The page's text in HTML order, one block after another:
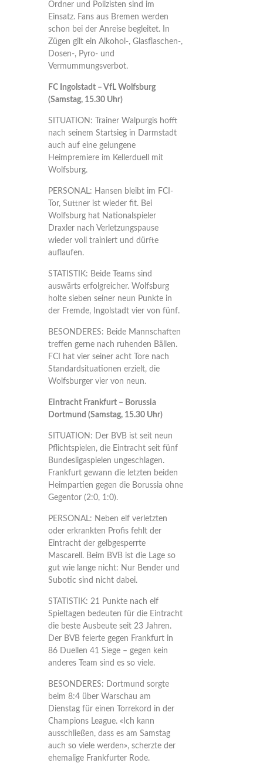
Ordner und Polizisten sind im
Einsatz. Fans aus Bremen werden
schon bei der Anreise begleitet. In
Zügen gilt ein Alkohol-, Glasflaschen-,
Dosen-, Pyro- und
Vermummungsverbot.
FC Ingolstadt – VfL Wolfsburg
(Samstag, 15.30 Uhr)
SITUATION: Trainer Walpurgis hofft
nach seinem Startsieg in Darmstadt
auch auf eine gelungene
Heimpremiere im Kellerduell mit
Wolfsburg.
PERSONAL: Hansen bleibt im FCI-
Tor, Suttner ist wieder fit. Bei
Wolfsburg hat Nationalspieler
Draxler nach Verletzungspause
wieder voll trainiert und dürfte
auflaufen.
STATISTIK: Beide Teams sind
auswärts erfolgreicher. Wolfsburg
holte sieben seiner neun Punkte in
der Fremde, Ingolstadt vier von fünf.
BESONDERES: Beide Mannschaften
treffen gerne nach ruhenden Bällen.
FCI hat vier seiner acht Tore nach
Standardsituationen erzielt, die
Wolfsburger vier von neun.
Eintracht Frankfurt – Borussia
Dortmund (Samstag, 15.30 Uhr)
SITUATION: Der BVB ist seit neun
Pflichtspielen, die Eintracht seit fünf
Bundesligaspielen ungeschlagen.
Frankfurt gewann die letzten beiden
Heimpartien gegen die Borussia ohne
Gegentor (2:0, 1:0).
PERSONAL: Neben elf verletzten
oder erkrankten Profis fehlt der
Eintracht der gelbgesperrte
Mascarell. Beim BVB ist die Lage so
gut wie lange nicht: Nur Bender und
Subotic sind nicht dabei.
STATISTIK: 21 Punkte nach elf
Spieltagen bedeuten für die Eintracht
die beste Ausbeute seit 23 Jahren.
Der BVB feierte gegen Frankfurt in
86 Duellen 41 Siege – gegen kein
anderes Team sind es so viele.
BESONDERES: Dortmund sorgte
beim 8:4 über Warschau am
Dienstag für einen Torrekord in der
Champions League. «Ich kann
ausschließen, dass es am Samstag
auch so viele werden», scherzte der
ehemalige Frankfurter Rode.